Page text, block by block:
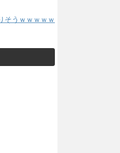
そうｗｗｗｗｗ